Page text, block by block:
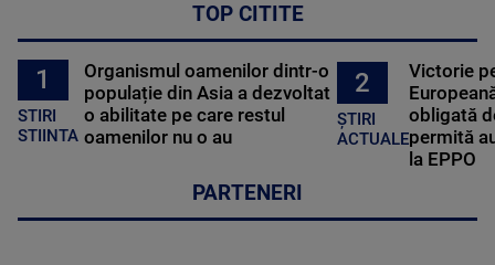
TOP CITITE
1
STIRI
STIINTA
Organismul oamenilor dintr-o
populație din Asia a dezvoltat
o abilitate pe care restul
oamenilor nu o au
2
ȘTIRI
ACTUALE
Victorie
obligată
permită
la EPPO
PARTENERI